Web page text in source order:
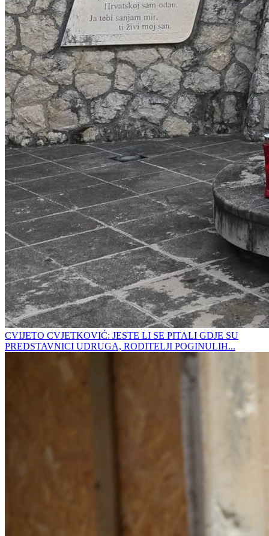
CVIJETO CVJETKOVIĆ: JESTE LI SE PITALI GDJE SU
PREDSTAVNICI UDRUGA, RODITELJI POGINULIH...